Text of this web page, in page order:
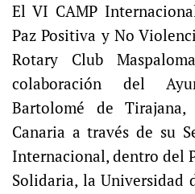
El VI CAMP
Paz Positiva y No
Rotary Club
colaboración del
Bartolomé de
Canaria a través de su
Internacional, dentro del
Solidaria, la Universidad